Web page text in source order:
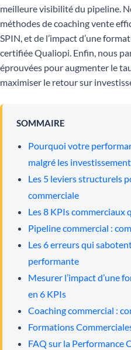
meilleure visibilité du pipeline.
méthodes de coaching vente
SPIN, et de l’impact d’une
certifiée Qualiopi. Enfin, nous
éprouvées pour augmenter le
maximiser le retour sur
SOMMAIRE
Pourquoi votre
malgré les
Les 5 leviers structurels
commerciale
Les 8 KPIs
Pipeline commercial :
Les 6 erreurs qui
performante
Mesurer l’impact d’une
en 6 KPIs
Coaching commercial :
Formations
FAQ sur la Performance